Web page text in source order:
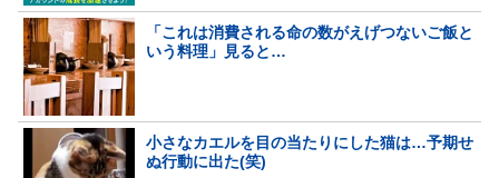
「これは消費される命の数がえげつないご飯と
いう料理」見ると…
小さなカエルを目の当たりにした猫は…予期せ
ぬ行動に出た(笑)